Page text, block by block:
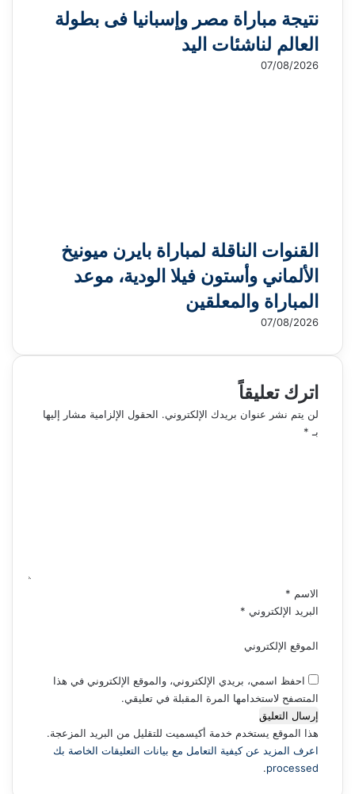
نتيجة مباراة مصر وإسبانيا فى بطولة
العالم لناشئات اليد
07/08/2026
القنوات الناقلة لمباراة بايرن ميونيخ
الألماني وأستون فيلا الودية، موعد
المباراة والمعلقين
07/08/2026
اترك تعليقاً
لن يتم نشر عنوان بريدك الإلكتروني. الحقول الإلزامية مشار إليها
بـ *
الاسم *
البريد الإلكتروني *
الموقع الإلكتروني
احفظ اسمي، بريدي الإلكتروني، والموقع الإلكتروني في هذا
المتصفح لاستخدامها المرة المقبلة في تعليقي.
هذا الموقع يستخدم خدمة أكيسميت للتقليل من البريد المزعجة.
اعرف المزيد عن كيفية التعامل مع بيانات التعليقات الخاصة بك
processed
.